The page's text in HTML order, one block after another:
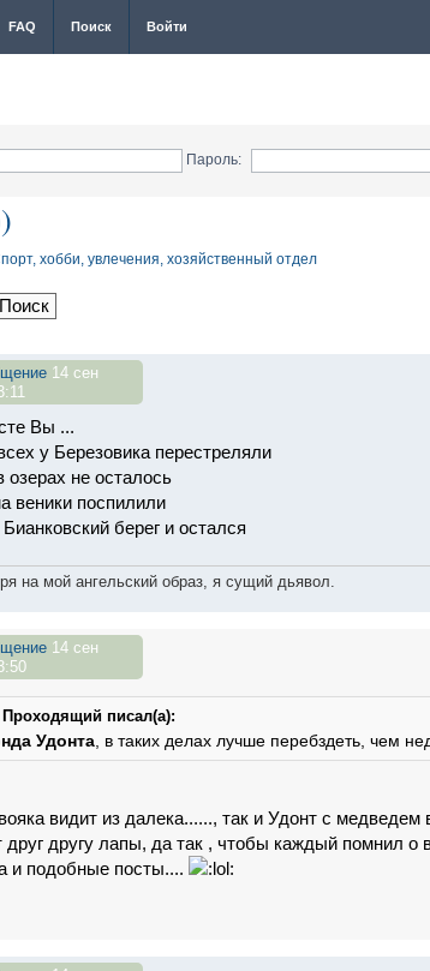
FAQ Поиск Войти
Пароль:
хобби, увлечения, хозяйственный отдел
14 сен
Вы ...
у Березовика перестреляли
не осталось
веники поспилили
берег и остался
на мой ангельский образ, я сущий дьявол.
14 сен
Проходящий писал(а):
Удонта, в таких делах лучше перебздеть, чем
видит из далека......, так и Удонт с медведем
друг другу лапы, да так , чтобы каждый помнил о
и подобные посты....